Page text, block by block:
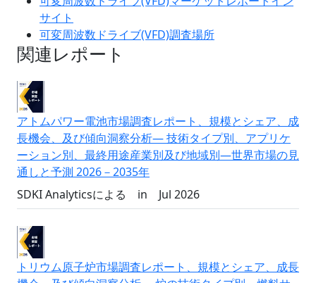
サイト
可変周波数ドライブ(VFD)調査場所
関連レポート
アトムパワー電池市場調査レポート、規模とシェア、成
長機会、及び傾向洞察分析― 技術タイプ別、アプリケ
ーション別、最終用途産業別及び地域別―世界市場の見
通しと予測 2026－2035年
SDKI Analyticsによる
in Jul 2026
トリウム原子炉市場調査レポート、規模とシェア、成長